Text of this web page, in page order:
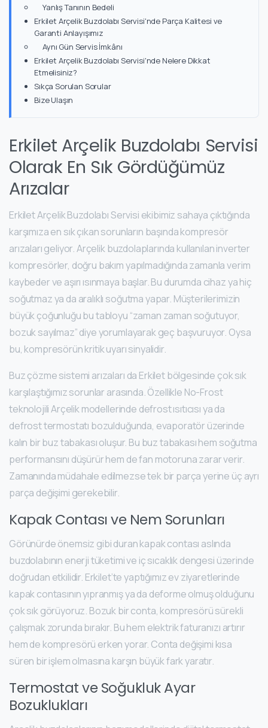
Yanlış Tanının Bedeli
Erkilet Arçelik Buzdolabı Servisi'nde Parça Kalitesi ve
Garanti Anlayışımız
Aynı Gün Servis İmkânı
Erkilet Arçelik Buzdolabı Servisi'nde Nelere Dikkat
Etmelisiniz?
Sıkça Sorulan Sorular
Bize Ulaşın
Erkilet Arçelik Buzdolabı Servisi
Olarak En Sık Gördüğümüz
Arızalar
Erkilet Arçelik Buzdolabı Servisi ekibimiz sahaya çıktığında
karşımıza en sık çıkan sorunların başında kompresör
arızaları geliyor. Arçelik buzdolaplarında kullanılan inverter
kompresörler, doğru bakım yapılmadığında zamanla verim
kaybeder ve aşırı ısınmaya başlar. Bu durumda cihaz ya hiç
soğutmaz ya da aralıklı soğutma yapar. Müşterilerimizin
büyük çoğunluğu bu tabloyu “zaman zaman soğutuyor,
bozuk sayılmaz” diye yorumlayarak geç başvuruyor. Oysa
bu, kompresörün kritik uyarı sinyalidir.
Buz çözme sistemi arızaları da Erkilet bölgesinde çok sık
karşılaştığımız sorunlar arasında. Özellikle No-Frost
teknolojili Arçelik modellerinde defrost ısıtıcısı ya da
defrost termostatı bozulduğunda, evaporatör üzerinde
kalın bir buz tabakası oluşur. Bu buz tabakası hem soğutma
performansını düşürür hem de fan motoruna zarar verir.
Zamanında müdahale edilmezse tek bir parça yerine üç ayrı
parça değişimi gerekebilir.
Kapak Contası ve Nem Sorunları
Görünürde önemsiz gibi duran kapak contası aslında
buzdolabının enerji tüketimi ve iç sıcaklık dengesi üzerinde
doğrudan etkilidir. Erkilet’te yaptığımız ev ziyaretlerinde
kapak contasının yıpranmış ya da deforme olmuş olduğunu
çok sık görüyoruz. Bozuk bir conta, kompresörü sürekli
çalışmak zorunda bırakır. Bu hem elektrik faturanızı artırır
hem de kompresörü erken yorar. Conta değişimi kısa
süren bir işlem olmasına karşın büyük fark yaratır.
Termostat ve Soğukluk Ayar
Bozuklukları